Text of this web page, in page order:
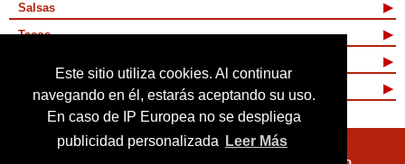
Este sitio utiliza cookies. Al continuar
navegando en él, estarás aceptando su uso.
En caso de IP Europea no se despliega
publicidad personalizada
Leer Más
Salsas
Tacos
Vegetarianas